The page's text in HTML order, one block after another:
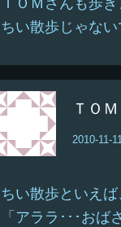
ＴＯＭさんも歩き
ちい散歩じゃな
ＴＯＭ
2010-11-
ちい散歩といえ
「アララ･･･おば